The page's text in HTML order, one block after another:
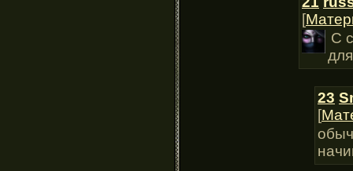
[
С
23
[